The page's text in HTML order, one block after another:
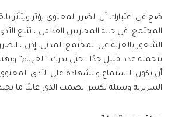
ضع في اعتبارك أن الضرر المعنوي يؤثر ويتأثر
المجتمع. في حالة المحاربين القدامى ، تنبع
الشعور بالعزلة عن المجتمع المدني. إذن ،
يتحمله عدد قليل جدًا ، حتى يدرك “الغرباء”
أن يكون الاستماع والشهادة على الأذى المعنوي
السريرية وسيلة لكسر الصمت الذي غالبًا ما